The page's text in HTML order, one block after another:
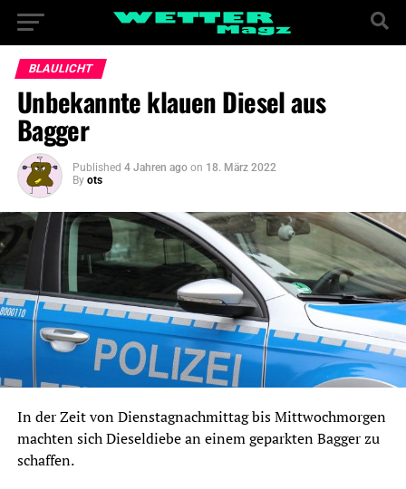
BLAULICHT
Unbekannte klauen Diesel aus
Bagger
Published 4 Jahren ago on 18. März 2022
By ots
In der Zeit von Dienstagnachmittag bis Mittwochmorgen
machten sich Dieseldiebe an einem geparkten Bagger zu
schaffen.